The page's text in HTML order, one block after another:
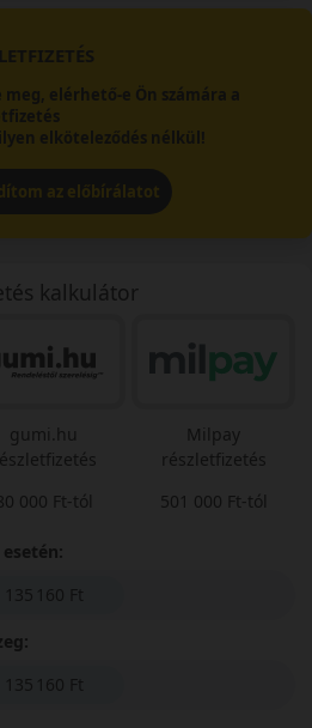
meg, elérhető-e Ön számára a
elköteleződés nélkül!
az előbírálatot
kalkulátor
gumi.hu
000 Ft-tól
Milpay
részletfizetés
501 000 Ft-tól
135 160 Ft
135 160 Ft